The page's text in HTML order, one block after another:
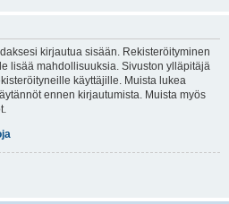
kirjautua sisään. Rekisteröityminen
lisää mahdollisuuksia. Sivuston ylläpitäjä
käyttäjille. Muista lukea
ennen kirjautumista. Muista myös